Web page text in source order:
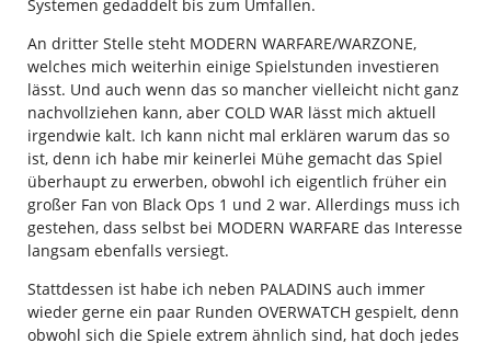
Systemen gedaddelt bis zum Umfallen.
An dritter Stelle steht MODERN WARFARE/WARZONE,
welches mich weiterhin einige Spielstunden investieren
lässt. Und auch wenn das so mancher vielleicht nicht ganz
nachvollziehen kann, aber COLD WAR lässt mich aktuell
irgendwie kalt. Ich kann nicht mal erklären warum das so
ist, denn ich habe mir keinerlei Mühe gemacht das Spiel
überhaupt zu erwerben, obwohl ich eigentlich früher ein
großer Fan von Black Ops 1 und 2 war. Allerdings muss ich
gestehen, dass selbst bei MODERN WARFARE das Interesse
langsam ebenfalls versiegt.
Stattdessen ist habe ich neben PALADINS auch immer
wieder gerne ein paar Runden OVERWATCH gespielt, denn
obwohl sich die Spiele extrem ähnlich sind, hat doch jedes